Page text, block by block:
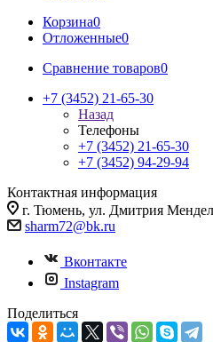
Корзина0
Отложенные0
Сравнение товаров0
+7 (3452) 21-65-30
Назад
Телефоны
+7 (3452) 21-65-30
+7 (3452) 94-29-94
Контактная информация
г. Тюмень, ул. Дмитрия
sharm72@bk.ru
Вконтакте
Instagram
Поделиться